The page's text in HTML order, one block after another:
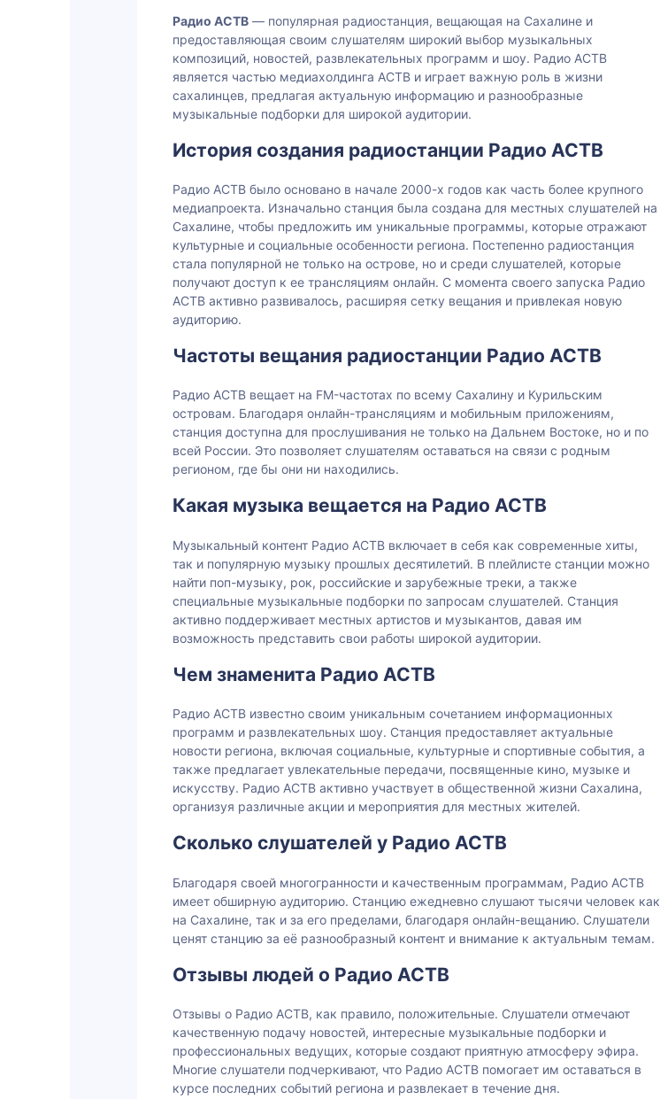
Радио АСТВ — популярная радиостанция, вещающая на Сахалине и
предоставляющая своим слушателям широкий выбор музыкальных
композиций, новостей, развлекательных программ и шоу. Радио АСТВ
является частью медиахолдинга АСТВ и играет важную роль в жизни
сахалинцев, предлагая актуальную информацию и разнообразные
музыкальные подборки для широкой аудитории.
История создания радиостанции Радио АСТВ
Радио АСТВ было основано в начале 2000-х годов как часть более крупного
медиапроекта. Изначально станция была создана для местных слушателей на
Сахалине, чтобы предложить им уникальные программы, которые отражают
культурные и социальные особенности региона. Постепенно радиостанция
стала популярной не только на острове, но и среди слушателей, которые
получают доступ к ее трансляциям онлайн. С момента своего запуска Радио
АСТВ активно развивалось, расширяя сетку вещания и привлекая новую
аудиторию.
Частоты вещания радиостанции Радио АСТВ
Радио АСТВ вещает на FM-частотах по всему Сахалину и Курильским
островам. Благодаря онлайн-трансляциям и мобильным приложениям,
станция доступна для прослушивания не только на Дальнем Востоке, но и по
всей России. Это позволяет слушателям оставаться на связи с родным
регионом, где бы они ни находились.
Какая музыка вещается на Радио АСТВ
Музыкальный контент Радио АСТВ включает в себя как современные хиты,
так и популярную музыку прошлых десятилетий. В плейлисте станции можно
найти поп-музыку, рок, российские и зарубежные треки, а также
специальные музыкальные подборки по запросам слушателей. Станция
активно поддерживает местных артистов и музыкантов, давая им
возможность представить свои работы широкой аудитории.
Чем знаменита Радио АСТВ
Радио АСТВ известно своим уникальным сочетанием информационных
программ и развлекательных шоу. Станция предоставляет актуальные
новости региона, включая социальные, культурные и спортивные события, а
также предлагает увлекательные передачи, посвященные кино, музыке и
искусству. Радио АСТВ активно участвует в общественной жизни Сахалина,
организуя различные акции и мероприятия для местных жителей.
Сколько слушателей у Радио АСТВ
Благодаря своей многогранности и качественным программам, Радио АСТВ
имеет обширную аудиторию. Станцию ежедневно слушают тысячи человек как
на Сахалине, так и за его пределами, благодаря онлайн-вещанию. Слушатели
ценят станцию за её разнообразный контент и внимание к актуальным темам.
Отзывы людей о Радио АСТВ
Отзывы о Радио АСТВ, как правило, положительные. Слушатели отмечают
качественную подачу новостей, интересные музыкальные подборки и
профессиональных ведущих, которые создают приятную атмосферу эфира.
Многие слушатели подчеркивают, что Радио АСТВ помогает им оставаться в
курсе последних событий региона и развлекает в течение дня.